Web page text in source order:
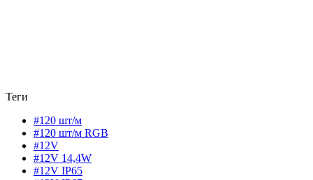
Теги
#120 шт/м
#120 шт/м RGB
#12V
#12V 14,4W
#12V IP65